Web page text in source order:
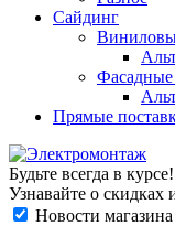
Сайдинг
Фасадные
Прямые
Будьте всегда в курсе!
Узнавайте о скидках
Новости магазина